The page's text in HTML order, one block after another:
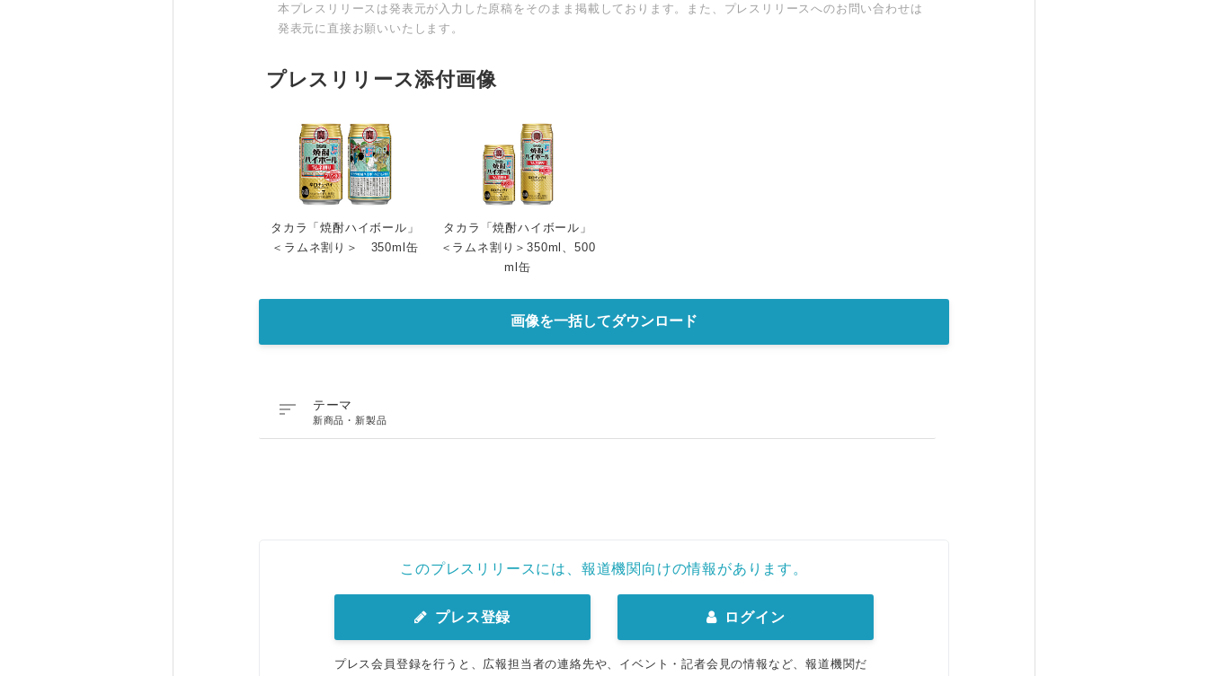
本プレスリリースは発表元が入力した原稿をそのまま掲載しております。また、プレスリリースへのお問い合わせは
発表元に直接お願いいたします。
プレスリリース添付画像
タカラ「焼酎ハイボール」
＜ラムネ割り＞ 350ml缶
タカラ「焼酎ハイボール」
＜ラムネ割り＞350ml、500
ml缶
画像を一括してダウンロード
 テーマ
新商品・新製品
このプレスリリースには、報道機関向けの情報があります。
プレス登録 ログイン
プレス会員登録を行うと、広報担当者の連絡先や、イベント・記者会見の情報など、報道機関だ